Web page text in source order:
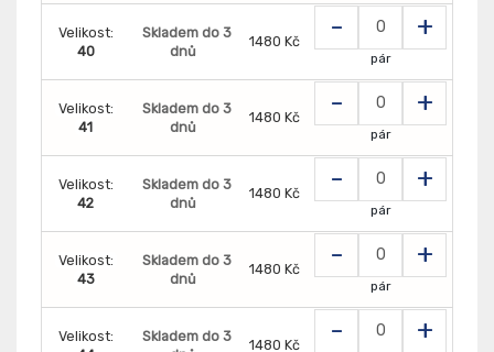
Velikost:
40
Skladem do 3
dnů
1480 Kč - +
pár
Velikost:
41
Skladem do 3
dnů
1480 Kč - +
pár
Velikost:
42
Skladem do 3
dnů
1480 Kč - +
pár
Velikost:
43
Skladem do 3
dnů
1480 Kč - +
pár
Velikost:
Skladem do 3
1480 Kč - +